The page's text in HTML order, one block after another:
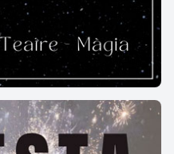
adopten l’estètica del
façanes. Així trobem
d’arc escarser i un gran
A la part baixa hi ha
tot seguit trobem un
fet amb pedres,
de diversos colors